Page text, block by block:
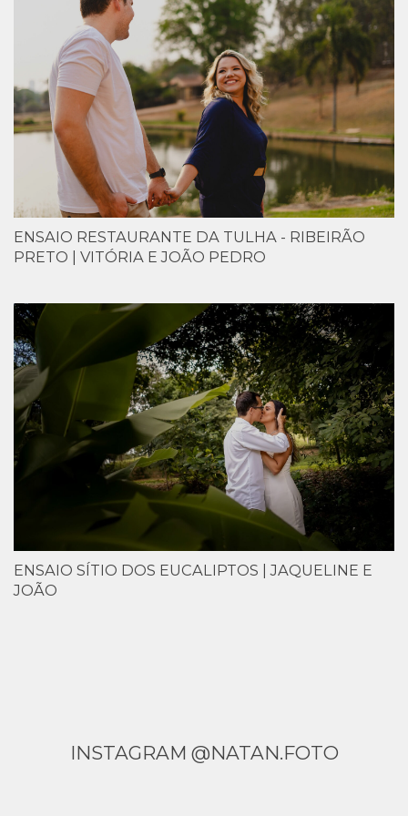
ENSAIO RESTAURANTE DA TULHA - RIBEIRÃO
PRETO | VITÓRIA E JOÃO PEDRO
ENSAIO SÍTIO DOS EUCALIPTOS | JAQUELINE E
JOÃO
INSTAGRAM @NATAN.FOTO